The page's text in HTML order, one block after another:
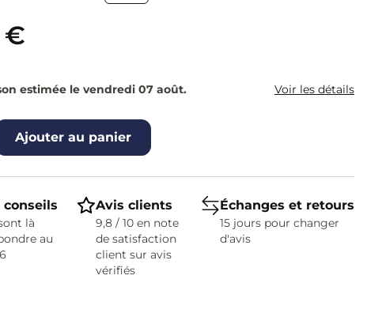
€
estimée le vendredi 07 août. Voir les détails
Ajouter au panier
conseils
là
au
Avis clients
9,8 / 10 en note
de satisfaction
client sur avis
vérifiés
Échanges et retours
15 jours pour changer
d'avis